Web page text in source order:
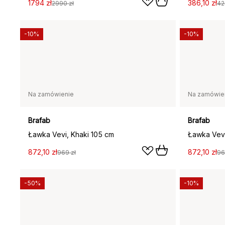
1794 zł2990 zł 386,10 zł
Na zamówienie
Brafab
Ławka Vevi, Khaki 105 cm
872,10 zł969 zł
-10%
Na
Brafab
Ławka
872,10 zł
-10%
-50% -10%